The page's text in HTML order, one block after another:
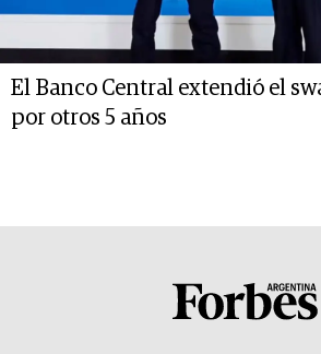
El Banco Central extendió el
por otros 5 años